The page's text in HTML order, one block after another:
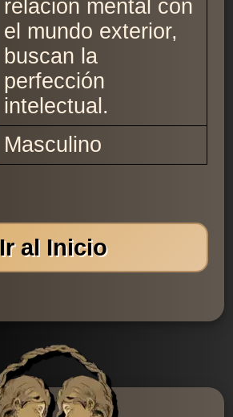
relación mental con
el mundo exterior,
buscan la
perfección
intelectual.
Masculino
Ir al Inicio